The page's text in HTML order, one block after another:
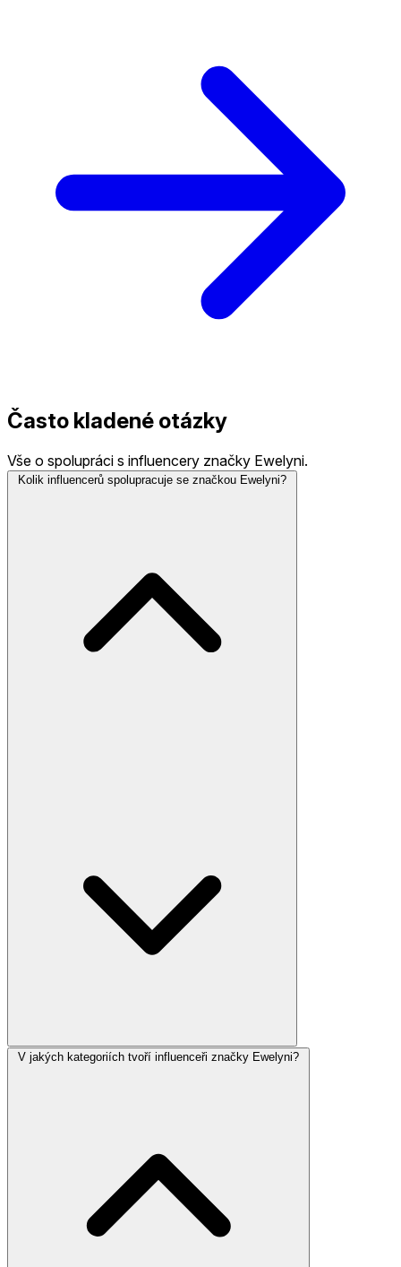
Často kladené otázky
Vše o spolupráci s influencery značky Ewelyni.
Kolik influencerů spolupracuje se značkou Ewelyni?
V jakých kategoriích tvoří influenceři značky Ewelyni?